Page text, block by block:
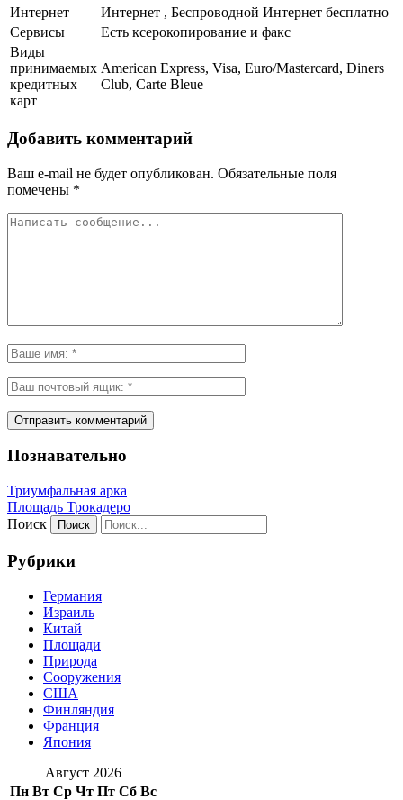
Интернет
Интернет , Беспроводной Интернет бесплатно
Сервисы
Есть ксерокопирование и факс
Виды
принимаемых
кредитных
карт
American Express, Visa, Euro/Mastercard, Diners
Club, Carte Bleue
Добавить комментарий
Ваш e-mail не будет опубликован. Обязательные поля
помечены *
Познавательно
Триумфальная арка
Площадь Трокадеро
Поиск
Рубрики
Германия
Израиль
Китай
Площади
Природа
Сооружения
США
Финляндия
Франция
Япония
Август 2026
Пн Вт Ср Чт Пт Сб Вс